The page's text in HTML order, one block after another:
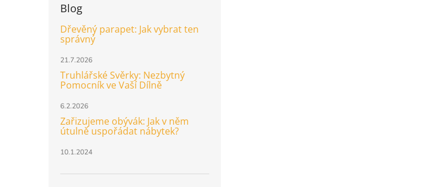
Blog
Dřevěný parapet: Jak vybrat ten
správný
21.7.2026
Truhlářské Svěrky: Nezbytný
Pomocník ve Vaší Dílně
6.2.2026
Zařizujeme obývák: Jak v něm
útulně uspořádat nábytek?
10.1.2024